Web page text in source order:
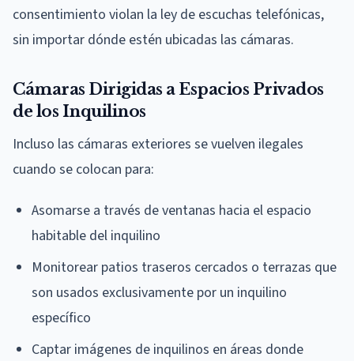
consentimiento violan la ley de escuchas telefónicas,
sin importar dónde estén ubicadas las cámaras.
Cámaras Dirigidas a Espacios Privados
de los Inquilinos
Incluso las cámaras exteriores se vuelven ilegales
cuando se colocan para:
Asomarse a través de ventanas hacia el espacio
habitable del inquilino
Monitorear patios traseros cercados o terrazas que
son usados exclusivamente por un inquilino
específico
Captar imágenes de inquilinos en áreas donde